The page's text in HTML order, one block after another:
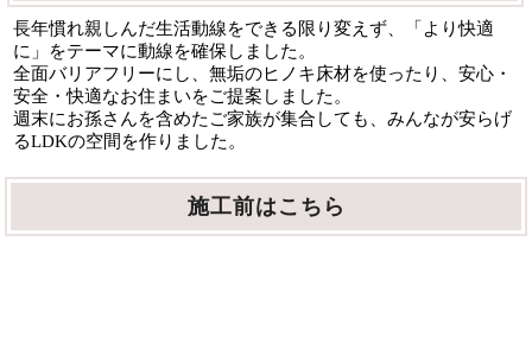
長年慣れ親しんだ生活動線をできる限り変えず、「より快適
に」をテーマに動線を確保しました。
全面バリアフリーにし、無垢のヒノキ床材を使ったり、安心・
安全・快適なお住まいをご提案しました。
週末にお孫さんを含めたご家族が集合しても、みんなが安らげ
るLDKの空間を作りました。
施工前はこちら